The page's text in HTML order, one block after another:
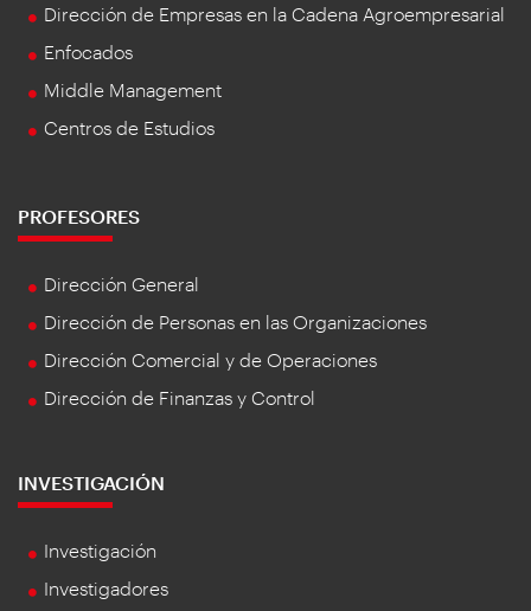
Dirección de Empresas en la Cadena Agroempresarial
Enfocados
Middle Management
Centros de Estudios
PROFESORES
Dirección General
Dirección de Personas en las Organizaciones
Dirección Comercial y de Operaciones
Dirección de Finanzas y Control
INVESTIGACIÓN
Investigación
Investigadores